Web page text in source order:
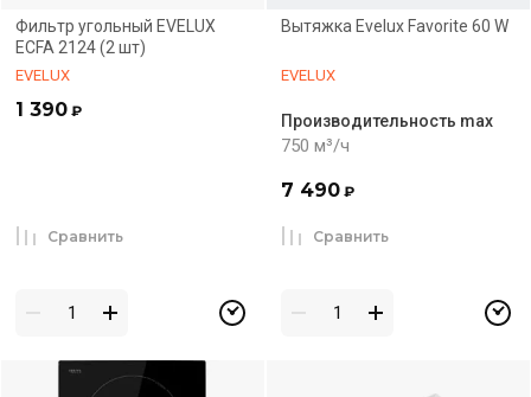
Фильтр угольный EVELUX
ECFA 2124 (2 шт)
EVELUX
1 390 ₽
Сравнить
Вытяжка Evelux Favorite 60 W
EVELUX
Производительность max
750 м³/ч
7 490 ₽
Сравнить